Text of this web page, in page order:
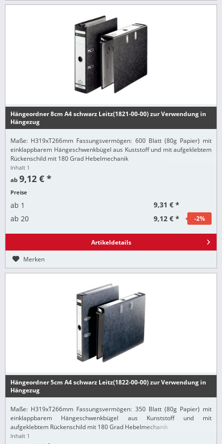
Hängeordner 8cm A4 schwarz Leitz(1821-00-00) zur Verwendung in
Hängezug
Maße: H319xT266mm Fassungsvermögen: 600 Blatt (80g Papier) mit
einklappbarem Hängeschwenkbügel aus Kuststoff und mit aufgeklebtem
Rückenschild mit 180 Grad Hebelmechanik
Inhalt 1
ab9,12 € *
Preise
ab 1
9,31 € *
ab 20 9,12 € * -2%
Artikeldetails
Merken
Hängeordner 5cm A4 schwarz Leitz(1822-00-00) zur Verwendung in
Hängezug
Maße: H319xT266mm Fassungsvermögen: 350 Blatt (80g Papier) mit
einklappbarem Hängeschwenkbügel aus Kunststoff und mit
aufgeklebtem Rückenschild mit 180 Grad Hebelmechanik
Inhalt 1